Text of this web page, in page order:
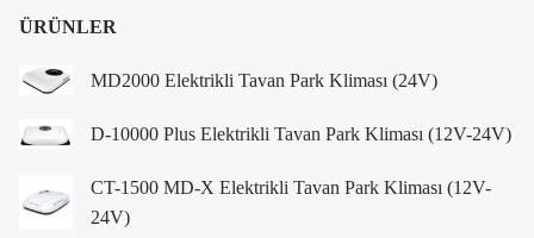
ÜRÜNLER
MD2000 Elektrikli Tavan Park Kliması (24V)
D-10000 Plus Elektrikli Tavan Park Kliması (12V-24V)
CT-1500 MD-X Elektrikli Tavan Park Kliması (12V-
24V)